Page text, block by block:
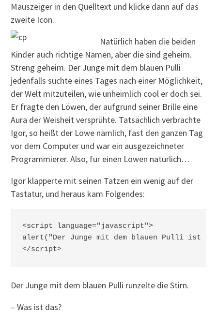
Mauszeiger in den Quelltext und klicke dann auf das
zweite Icon.
Natürlich haben die beiden
Kinder auch richtige Namen, aber die sind geheim.
Streng geheim. Der Junge mit dem blauen Pulli
jedenfalls suchte eines Tages nach einer Möglichkeit,
der Welt mitzuteilen, wie unheimlich cool er doch sei.
Er fragte den Löwen, der aufgrund seiner Brille eine
Aura der Weisheit versprühte. Tatsächlich verbrachte
Igor, so heißt der Löwe nämlich, fast den ganzen Tag
vor dem Computer und war ein ausgezeichneter
Programmierer. Also, für einen Löwen natürlich…
Igor klapperte mit seinen Tatzen ein wenig auf der
Tastatur, und heraus kam Folgendes:
<script language="javascript">
alert("Der Junge mit dem blauen Pulli ist
Der Junge mit dem blauen Pulli runzelte die Stirn.
– Was ist das?